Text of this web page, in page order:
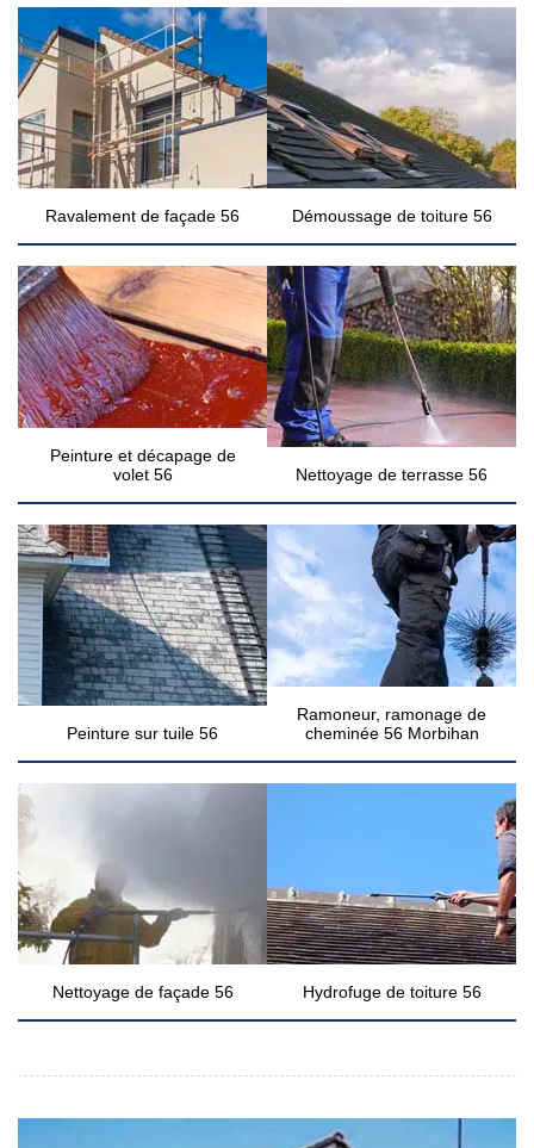
Ravalement de façade 56 Démoussage de toiture 56
Peinture et décapage de
volet 56
Nettoyage de terrasse 56
Peinture sur tuile 56
Ramoneur, ramonage de
cheminée 56 Morbihan
Nettoyage de façade 56 Hydrofuge de toiture 56